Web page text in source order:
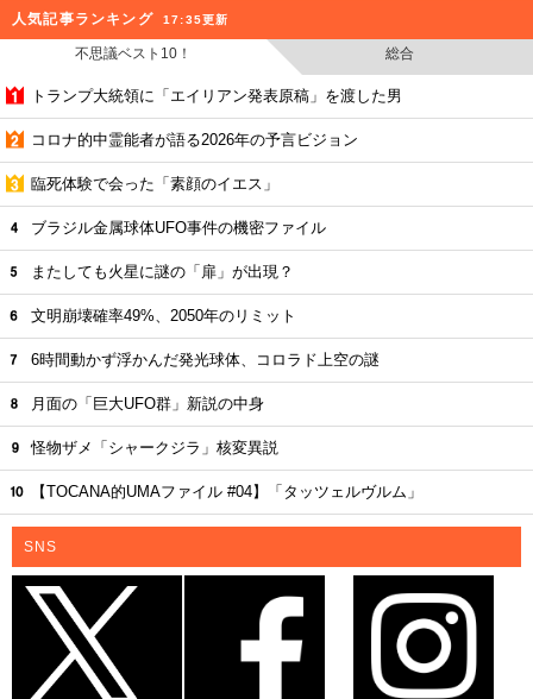
人気記事ランキング 17:35更新
不思議ベスト10！ 総合
トランプ大統領に「エイリアン発表原稿」を渡した男
コロナ的中霊能者が語る2026年の予言ビジョン
臨死体験で会った「素顔のイエス」
ブラジル金属球体UFO事件の機密ファイル
またしても火星に謎の「扉」が出現？
文明崩壊確率49%、2050年のリミット
6時間動かず浮かんだ発光球体、コロラド上空の謎
月面の「巨大UFO群」新説の中身
怪物ザメ「シャークジラ」核変異説
【TOCANA的UMAファイル #04】「タッツェルヴルム」
SNS